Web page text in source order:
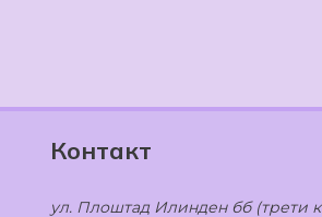
Контакт
ул. Плоштад Илинден бб (трети